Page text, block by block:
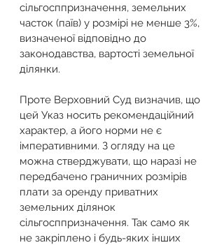
сільгосппризначення, земельних
часток (паїв) у розмірі не менше 3%,
визначеної відповідно до
законодавства, вартості земельної
ділянки.
Проте Верховний Суд визначив, що
цей Указ носить рекомендаційний
характер, а його норми не є
імперативними. З огляду на це
можна стверджувати, що наразі не
передбачено граничних розмірів
плати за оренду приватних
земельних ділянок
сільгосппризначення. Так само як
не закріплено і будь-яких інших